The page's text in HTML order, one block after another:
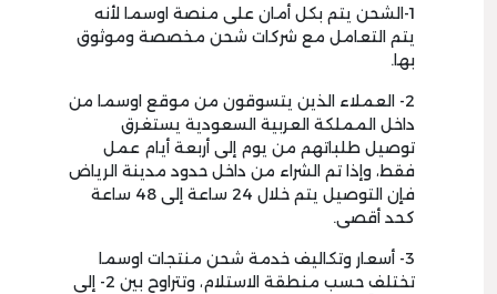
1-الشحن يتم بكل أمان على منصة اوسما لأنه
يتم التعامل مع شركات شحن مخصصة وموثوق
بها.
2- العملاء الذين يتسوقون من موقع اوسما من
داخل المملكة العربية السعودية يستغرق
توصيل طلباتهم من يوم إلى أربعة أيام عمل
فقط، وإذا تم الشراء من داخل حدود مدينة الرياض
فإن التوصيل يتم خلال 24 ساعة إلى 48 ساعة
كحد أقصى.
3- أسعار وتكاليف خدمة شحن منتجات اوسما
تختلف حسب منطقة الاستلام، وتتراوح بين 2- إلى